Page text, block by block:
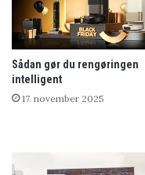
Sådan gør du rengøringen
intelligent
17. november 2025